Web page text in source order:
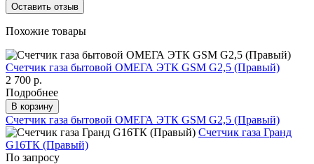
Оставить отзыв
Похожие товары
Счетчик газа бытовой ОМЕГА ЭТК GSM G2,5 (Правый)
2 700 р.
Подробнее
В корзину
Счетчик газа бытовой ОМЕГА ЭТК GSM G2,5 (Правый)
Счетчик газа Гранд
G16ТК (Правый)
По запросу